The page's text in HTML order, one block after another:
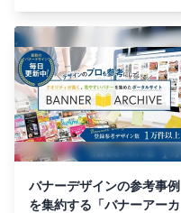
バナーデザインの参考事例
を集約する「バナーアーカ